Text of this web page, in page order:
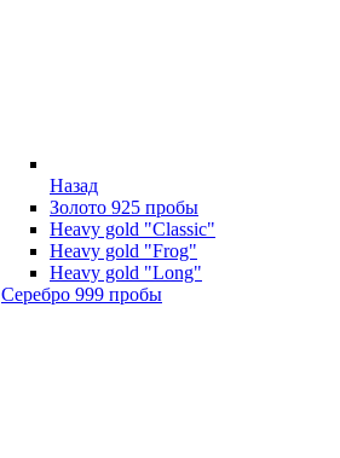
Назад
Золото 925 пробы
Heavy gold "Classic"
Heavy gold "Frog"
Heavy gold "Long"
Серебро 999 пробы